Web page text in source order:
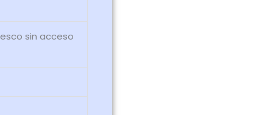
sin acceso